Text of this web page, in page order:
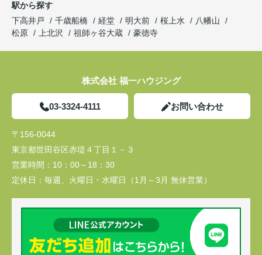
駅から探す
下高井戸
千歳船橋 経堂 明大前 桜上水
八幡山
松原
上北沢 祖師ヶ谷大蔵 豪徳寺
株式会社 福一ハウジング
03-3324-4111 お問い合わせ
〒156-0044
東京都世田谷区赤堤４丁目１－３
営業時間： 10：00～18：30
定休日： 毎週、火曜日・水曜日（1月～3月 無休営業）